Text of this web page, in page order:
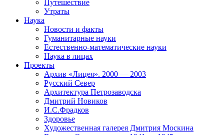
Путешествие
Утраты
Наука
Новости и факты
Гуманитарные науки
Естественно-математические науки
Наука в лицах
Проекты
Архив «Лицея». 2000 — 2003
Русский Север
Архитектура Петрозаводска
Дмитрий Новиков
И.С.Фрадков
Здоровье
Художественная галерея Дмитрия Москина